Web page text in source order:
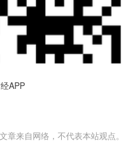
APP
章来自网络，不代表本站观点。